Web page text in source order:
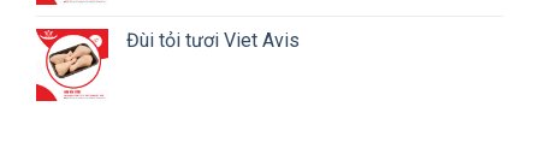
Đùi tỏi tươi Viet Avis